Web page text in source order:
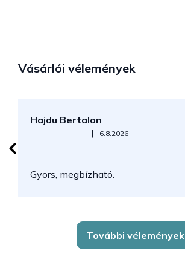
Vásárlói vélemények
Hajdu Bertalan
Az áruház értékelése 5-ből 5 csillag.
| 6.8.2026
Gyors, megbízható.
További vélemények